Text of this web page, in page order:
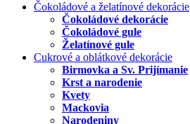
Čokoládové a želatínové dekorácie
Čokoládové dekorácie
Čokoládové gule
Želatínové gule
Cukrové a oblátkové dekorácie
Birmovka a Sv. Prijímanie
Krst a narodenie
Kvety
Mackovia
Narodeniny